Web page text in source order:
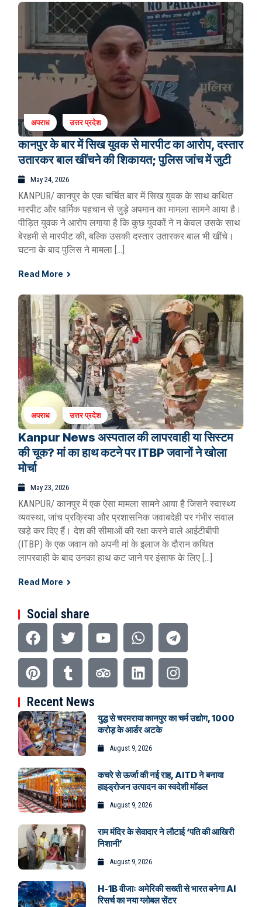
अपराध उत्तर प्रदेश
कानपुर के बार में सिख युवक से मारपीट का आरोप, दस्तार
उतारकर बाल खींचने की शिकायत; पुलिस जांच में जुटी
May 24, 2026
KANPUR/ कानपुर के एक चर्चित बार में सिख युवक के साथ कथित
मारपीट और धार्मिक पहचान से जुड़े अपमान का मामला सामने आया है।
पीड़ित युवक ने आरोप लगाया है कि कुछ युवकों ने न केवल उसके साथ
बेरहमी से मारपीट की, बल्कि उसकी दस्तार उतारकर बाल भी खींचे।
घटना के बाद पुलिस ने मामला […]
Read More
अपराध उत्तर प्रदेश
Kanpur News अस्पताल की लापरवाही या सिस्टम
की चूक? मां का हाथ कटने पर ITBP जवानों ने खोला
मोर्चा
May 23, 2026
KANPUR/ कानपुर में एक ऐसा मामला सामने आया है जिसने स्वास्थ्य
व्यवस्था, जांच प्रक्रिया और प्रशासनिक जवाबदेही पर गंभीर सवाल
खड़े कर दिए हैं। देश की सीमाओं की रक्षा करने वाले आईटीबीपी
(ITBP) के एक जवान को अपनी मां के इलाज के दौरान कथित
लापरवाही के बाद उनका हाथ कट जाने पर इंसाफ के लिए […]
Read More
Social share
Recent News
युद्ध से चरमराया कानपुर का चर्म उद्योग, 1000
करोड़ के आर्डर अटके
August 9, 2026
कचरे से ऊर्जा की नई राह, AITD ने बनाया
हाइड्रोजन उत्पादन का स्वदेशी मॉडल
August 9, 2026
राम मंदिर के सेवादार ने लौटाई ‘पति की आखिरी
निशानी’
August 9, 2026
H-1B वीजाः अमेरिकी सख्ती से भारत बनेगा AI
रिसर्च का नया ग्लोबल सेंटर